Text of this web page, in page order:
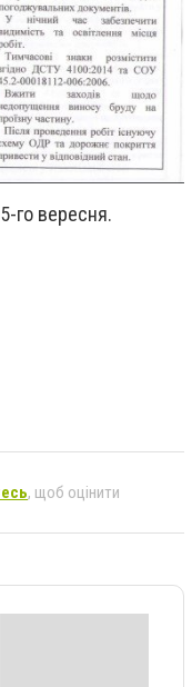
го вересня.
, щоб оцінити